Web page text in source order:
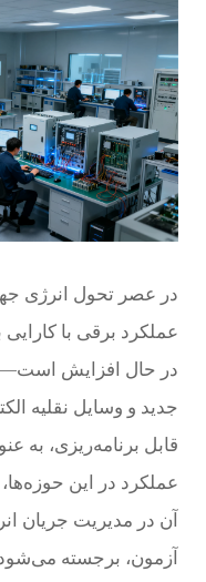
در عصر تحول انرژی
عملکرد برقی با
در حال افزایش
جدید و وسایل نقلیه
قابل برنامه‌ریزی، به
عملکرد در این
آن در مدیریت جریان
آزمون، برجسته